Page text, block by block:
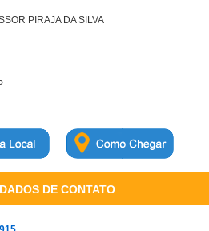
PIRAJA DA SILVA
DADOS DE CONTATO